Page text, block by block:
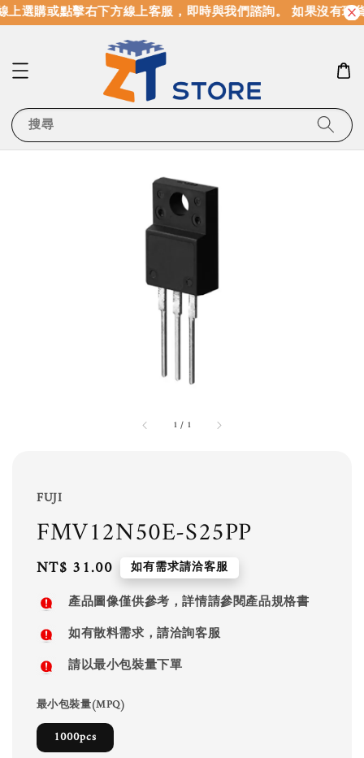
選購或點擊右下方線上客服，即時與我們諮詢。 如果沒有現
搜尋
1 / 1
FUJI
FMV12N50E-S25PP
Regular
price
NT$ 31.00 如有需求請洽客服
產品圖像僅供參考，詳情請參閱產品規格書
如有散料需求，請洽詢客服
請以最小包裝量下單
最小包裝量(MPQ)
1000pcs